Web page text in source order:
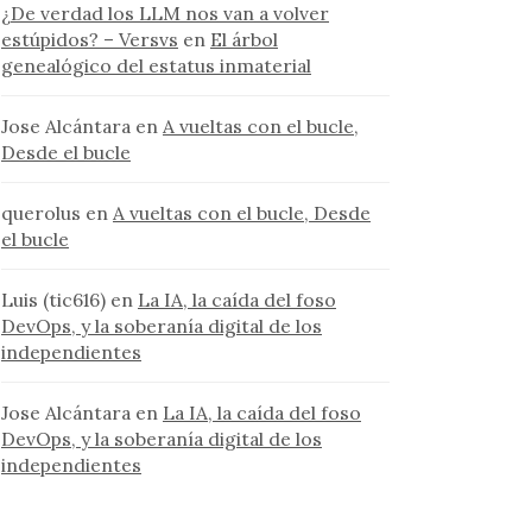
¿De verdad los LLM nos van a volver
estúpidos? – Versvs en El árbol
genealógico del estatus inmaterial
Jose Alcántara en A vueltas con el bucle,
Desde el bucle
querolus en A vueltas con el bucle, Desde
el bucle
Luis (tic616) en La IA, la caída del foso
DevOps, y la soberanía digital de los
independientes
Jose Alcántara en La IA, la caída del foso
DevOps, y la soberanía digital de los
independientes